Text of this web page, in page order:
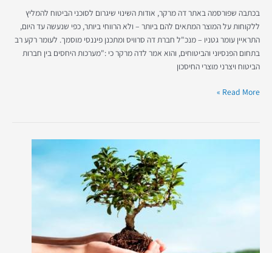
בכתבה שפורסמה באתר דה מרקר, אודות השינוי שיגרום לסוכני הביטוח להמליץ
ללקוחות על המוצר המתאים להם ביותר – ולא הרווחי ביותר, כפי שנעשה עד היום,
התראיין עומר גטניו – מנכ"ל חברת דה סרוויס ומתכנן פיננסי מוסמך. לעומר רקע רב
בתחום הפנסיוני והביטוחים, והוא אמר לדה מרקר כי :"מערכות היחסים בין חברות
הביטוח ויצרני מוצרי החיסכון
Read More »